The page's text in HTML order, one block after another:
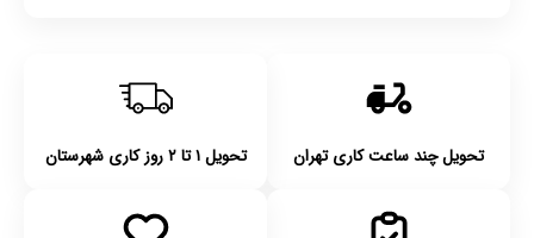
تحویل چند ساعت کاری تهران تحویل ۱ تا ۲ روز کاری شهرستان